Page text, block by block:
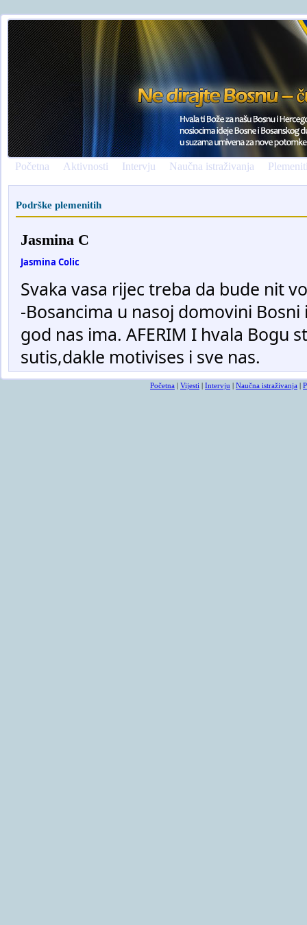
Početna Aktivnosti Intervju Naučna istraživanja
Podrške plemenitih
Jasmina C
Jasmina Colic
Svaka vasa rijec treba da bude nit
-Bosancima u nasoj domovini
god nas ima. AFERIM I hvala Bogu
sutis,dakle motivises i sve nas.
Početna Vijesti Intervju Naučna istraživanja